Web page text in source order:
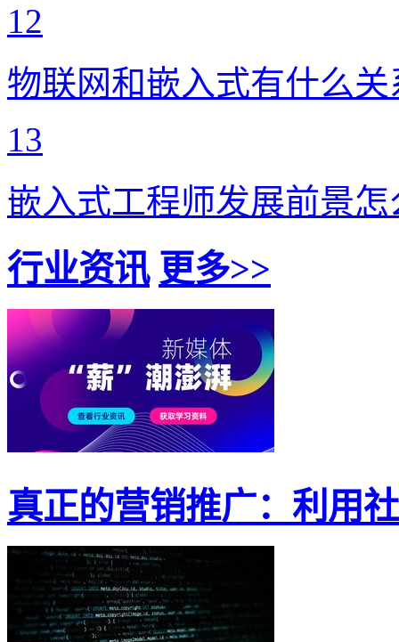
12
物联网和嵌入式有什么
13
嵌入式工程师发展前景怎
行业资讯 更多>>
真正的营销推广：利用